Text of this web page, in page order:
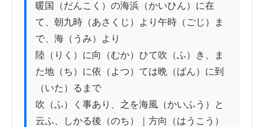
暖国（だんこく）の海浜（かいひん）に在
て、朝九時（あさくじ）より午時（ごじ）ま
で、海（うみ）より
陸（りく）に向（むか）ひて吹（ふ）き、ま
た地（ち）に依（よつ）ては晩（ばん）に到
（いた）るまで
吹（ふ）く事あり、之を海風（かいふう）と
云ふ、しかる後（のち）｜方向（はうこう）